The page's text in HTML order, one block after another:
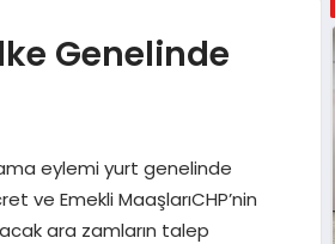
Genelinde
eylemi yurt genelinde
ve Emekli MaaşlarıCHP’nin
ara zamların talep